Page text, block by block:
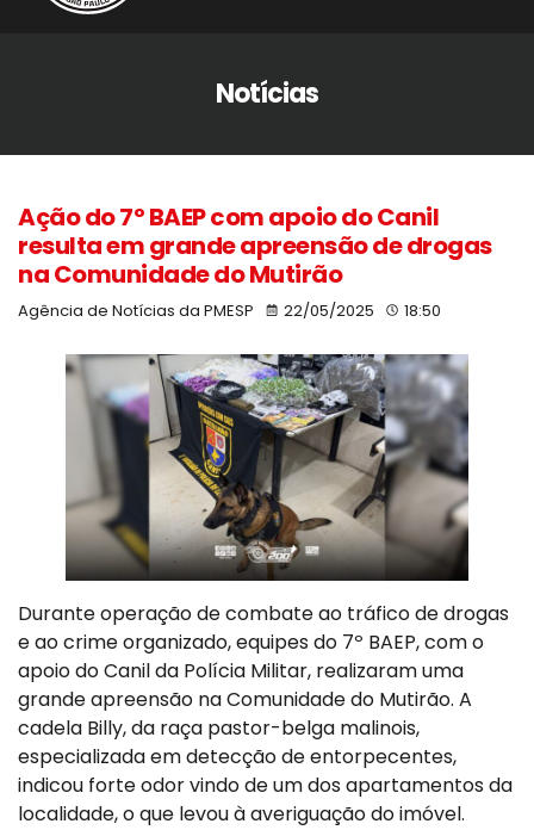
Notícias
Ação do 7º BAEP com apoio do Canil
resulta em grande apreensão de drogas
na Comunidade do Mutirão
Agência de Notícias da PMESP 22/05/2025 18:50
Durante operação de combate ao tráfico de drogas
e ao crime organizado, equipes do 7º BAEP, com o
apoio do Canil da Polícia Militar, realizaram uma
grande apreensão na Comunidade do Mutirão. A
cadela Billy, da raça pastor-belga malinois,
especializada em detecção de entorpecentes,
indicou forte odor vindo de um dos apartamentos da
localidade, o que levou à averiguação do imóvel.